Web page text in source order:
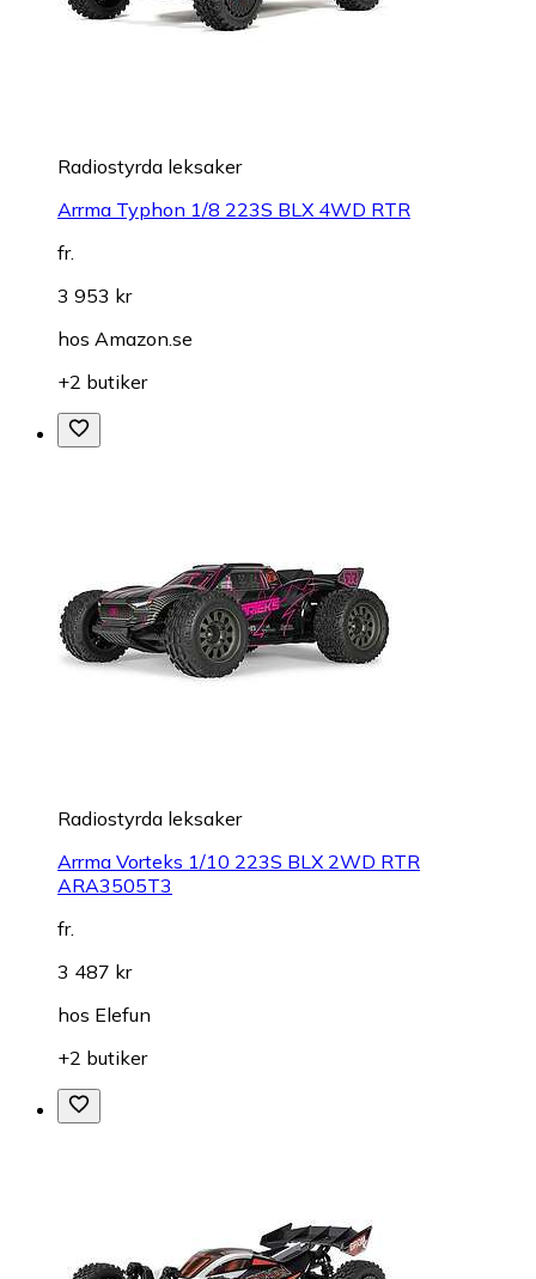
Radiostyrda leksaker
Arrma Typhon 1/8 223S BLX 4WD RTR
fr.
3 953 kr
hos Amazon.se
+2 butiker
Radiostyrda leksaker
Arrma Vorteks 1/10 223S BLX 2WD RTR
ARA3505T3
fr.
3 487 kr
hos Elefun
+2 butiker